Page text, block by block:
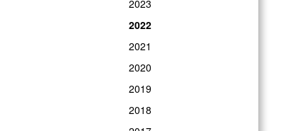
2023
2022
2021
2020
2019
2018